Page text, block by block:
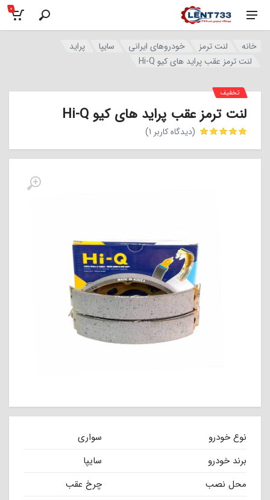
0
خانه لنت ترمز خودروهای ایرانی سایپا
پراید
لنت ترمز عقب پراید های کیو Hi-Q
لنت ترمز عقب پراید های کیو Hi-Q
مشتری
(دیدگاه کاربر 1
)
نوع خودرو
سواری
برند خودرو
سایپا
محل نصب
چرخ عقب
تخفیف